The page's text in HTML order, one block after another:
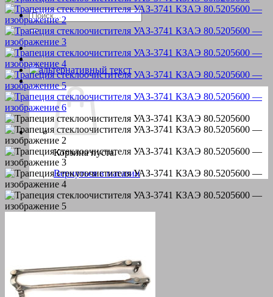
Искать:
Корзина пуста.
Вернуться в магазин